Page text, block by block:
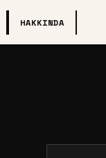
HAKKINDA